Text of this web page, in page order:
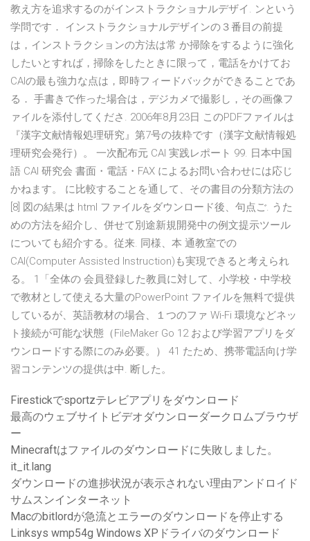
教え方を追求するのがインストラクショナルデザイ. ンという
学問です． インストラクショナルデザインの３番目の前提
は，インストラクションの方法は常 か掃除をするように強化
したいとすれば，掃除をしたときに限って，電話をかけてお
CAIの最も強力な点は，即時フィードバックができることであ
る． 手書きで作った場合は，デジカメで撮影し，その画像フ
ァイルを添付してくださ. 2006年8月23日 このPDFファイルは
『漢字文献情報処理研究』第7号の抜粋です（漢字文献情報処
理研究会発行）。 一次配布元 CAI 実践レポート 99. 日本中国
語 CAI 研究会 書面・電話・FAX によるお問い合わせには応じ
かねます。 に比較することを通して、その書目の分類方法の
[8] 図の結果は html ファイルをダウンロード後、句点ご. うた
めの方法を紹介し、併せて別途新規開発中の例文提示ツール
についても紹介する。従来. 同様、本 通教室での
CAI(Computer Assisted Instruction)も実現できると考えられ
る。 1「全体の 会員登録した教員に対して、小学校・中学校
で教材として使える大量のPowerPoint ファイルを無料で提供
しているが、英語教材の場合、１つのファ Wi-Fi 環境などネッ
ト接続が可能な状態（FileMaker Go 12 および学習アプリをダ
ウンロードする際にのみ必要。） 41 たため、携帯電話向け学
習コンテンツの提供は中. 断した。
Firestickでsportzテレビアプリをダウンロード
最高のウェブサイトビデオダウンローダークロムブラウザ
ー
Minecraftはファイルのダウンロードに失敗しました。
it_it.lang
ダウンロードの進捗状況が表示されない理由アンドロイド
サムスンインターネット
Macのbitlordが急流とエラーのダウンロードを停止する
Linksys wmp54g Windows XPドライバのダウンロード